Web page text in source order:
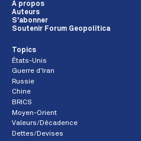
À propos
Auteurs
S'abonner
Soutenir Forum Geopolitica
Topics
États-Unis
Guerre d'Iran
Russie
Chine
BRICS
Moyen-Orient
Valeurs/Décadence
Dettes/Devises